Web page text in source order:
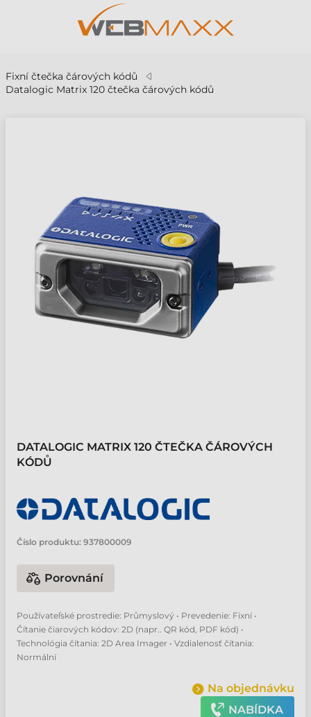
Fixní čtečka čárových kódů
Datalogic Matrix 120 čtečka čárových kódů
DATALOGIC MATRIX 120 ČTEČKA ČÁROVÝCH
KÓDŮ
Číslo produktu: 937800009
Porovnání
Používateľské prostredie: Průmyslový • Prevedenie: Fixní •
Čítanie čiarových kódov: 2D (napr.. QR kód, PDF kód) •
Technológia čítania: 2D Area Imager • Vzdialenosť čítania:
Normální
Na objednávku
NABÍDKA